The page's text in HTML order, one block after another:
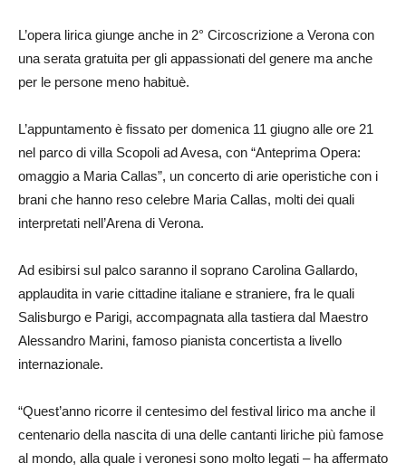
L’opera lirica giunge anche in 2° Circoscrizione a Verona con
una serata gratuita per gli appassionati del genere ma anche
per le persone meno habituè.
L’appuntamento è fissato per domenica 11 giugno alle ore 21
nel parco di villa Scopoli ad Avesa, con “Anteprima Opera:
omaggio a Maria Callas”, un concerto di arie operistiche con i
brani che hanno reso celebre Maria Callas, molti dei quali
interpretati nell’Arena di Verona.
Ad esibirsi sul palco saranno il soprano Carolina Gallardo,
applaudita in varie cittadine italiane e straniere, fra le quali
Salisburgo e Parigi, accompagnata alla tastiera dal Maestro
Alessandro Marini, famoso pianista concertista a livello
internazionale.
“Quest’anno ricorre il centesimo del festival lirico ma anche il
centenario della nascita di una delle cantanti liriche più famose
al mondo, alla quale i veronesi sono molto legati – ha affermato